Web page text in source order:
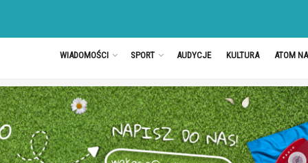
WIADOMOŚCI SPORT AUDYCJE KULTURA ATOM